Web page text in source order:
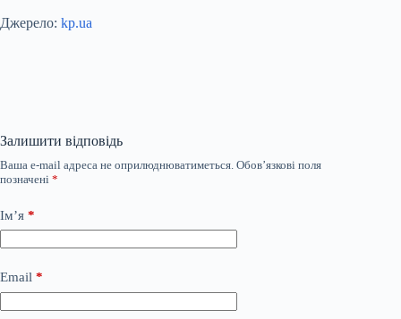
Джерело: kp.ua
Залишити відповідь
Ваша e-mail адреса не оприлюднюватиметься. Обов’язкові поля
позначені *
Ім’я *
Email *